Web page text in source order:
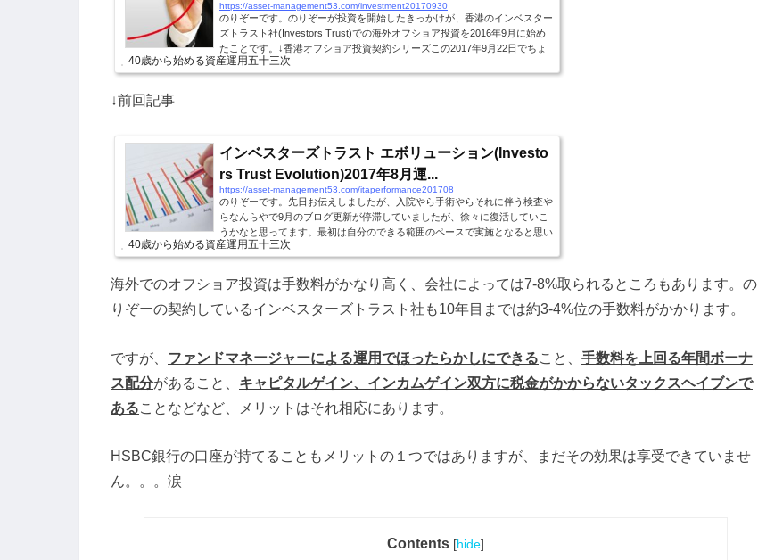
https://asset-management53.com/investment20170930
のりぞーです。のりぞーが投資を開始したきっかけが、香港のインベスター
ズトラスト社(Investors Trust)での海外オフショア投資を2016年9月に始め
たことです。↓香港オフショア投資契約シリーズこの2017年9月22日でちょ
うど１年になったのでその成績を振り返ってみたいと思います。 当初拠出
金 ：$7,200.00 追加配分 ： $288.00(ボーナス4%) 手数料他 ：
40歳から始める資産運用五十三次
↓前回記事
インベスターズトラスト エボリューション(Investo
rs Trust Evolution)2017年8月運...
https://asset-management53.com/itaperformance201708
のりぞーです。先日お伝えしましたが、入院やら手術やらそれに伴う検査や
らなんらやで9月のブログ更新が停滞していましたが、徐々に復活していこ
うかなと思ってます。最初は自分のできる範囲のペースで実施となると思い
ますが、今後もよろしくおねがいいたします。さて、そんなんで本来であれ
ば月初めに書く内容なのですが、備忘録も兼ねてブログ更新しようと思いま
す。↓前回記事2017年8月の運用サマリーのりぞーはInvestors Trust(インベ
スターズトラスト)社のEvolusionという商品を積立投資をしているのです
が、8月に入って今年分の...
40歳から始める資産運用五十三次
海外でのオフショア投資は手数料がかなり高く、会社によっては7-8%取られるところもあります。の
りぞーの契約しているインベスターズトラスト社も10年目までは約3-4%位の手数料がかかります。
ですが、 ファンドマネージャーによる運用でほったらかしにできること、 手数料を上回る年間ボーナ
ス配分があること、 キャピタルゲイン、インカムゲイン双方に税金がかからないタックスヘイブンで
あることなどなど、メリットはそれ相応にあります。
HSBC銀行の口座が持てることもメリットの１つではありますが、まだその効果は享受できていませ
ん。。。涙
Contents [hide]